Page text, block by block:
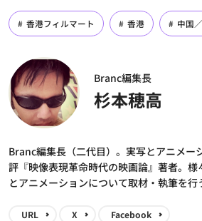
香港フィルマート 香港 中国
Branc編集長
杉本穂高
Branc編集長（二代目）。実写とアニメー
評『映像表現革命時代の映画論』著者。
とアニメーションについて取材・執筆を行
URL X Facebook